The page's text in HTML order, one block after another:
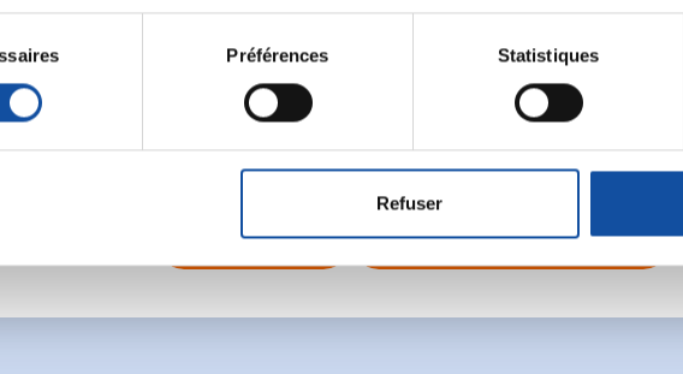
nous aimerions également :
des informations sur votre localisation géographique qui peuvent être
plus sur le traitement de vos données personnelles et définir vos
pouvez modifier ou retirer votre consentement à tout moment à partir de la
fournies ou qu'ils ont collectées lors de votre utilisation de leurs services.
Préférences Statistiques
Refuser
Ecrire un commentaire
ou lancer une nouvelle discussion vous aurez besoin de vous
Se connecter Créer un nouveau compte